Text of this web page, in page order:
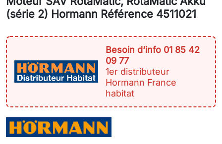
(série 2) Hormann Référence 4511021
Besoin d‘info 01 85 42
09 77
1er distributeur
Hormann France
habitat